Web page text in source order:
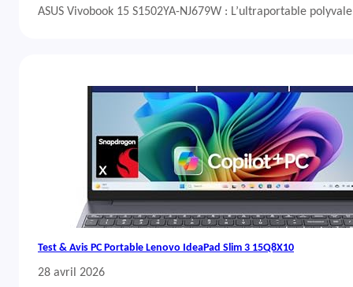
ASUS Vivobook 15 S1502YA-NJ679W : L’ultraportable
Test & Avis PC Portable Lenovo IdeaPad Slim 3 15Q8X10
28 avril 2026